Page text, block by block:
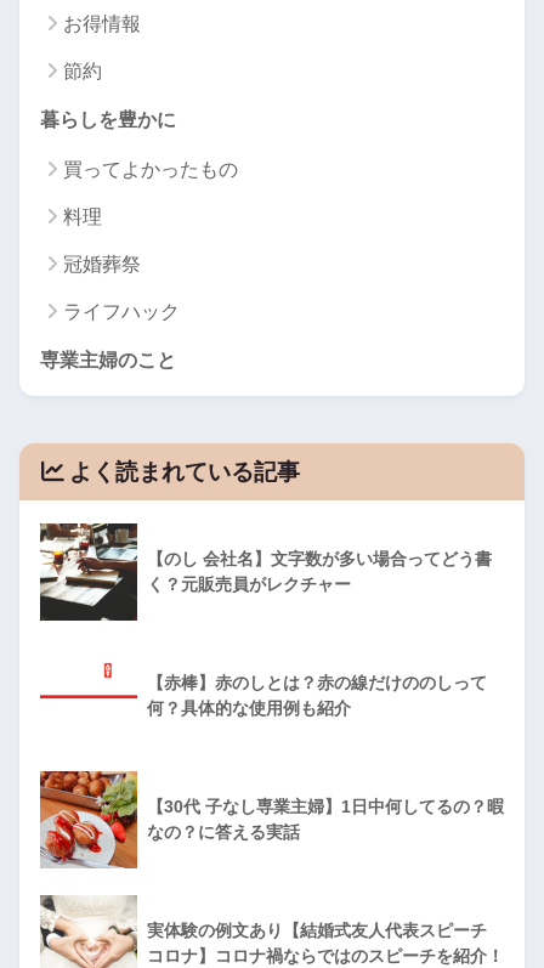
お得情報
節約
暮らしを豊かに
買ってよかったもの
料理
冠婚葬祭
ライフハック
専業主婦のこと
よく読まれている記事
【のし 会社名】文字数が多い場合ってどう書
く？元販売員がレクチャー
【赤棒】赤のしとは？赤の線だけののしって
何？具体的な使用例も紹介
【30代 子なし専業主婦】1日中何してるの？暇
なの？に答える実話
実体験の例文あり【結婚式友人代表スピーチ
コロナ】コロナ禍ならではのスピーチを紹介！